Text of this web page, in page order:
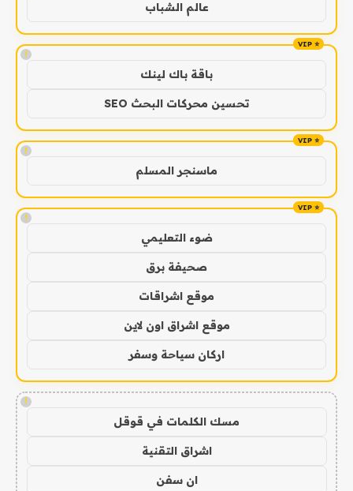
عالم الشباب
!
باقة باك لينك
تحسين محركات البحث SEO
!
ماسنجر المسلم
!
ضوء التعليمي
صحيفة برق
موقع اشراقات
موقع اشراق اون لاين
اركان سياحة وسفر
!
مسك الكلمات في قوقل
اشراق التقنية
ان سفن